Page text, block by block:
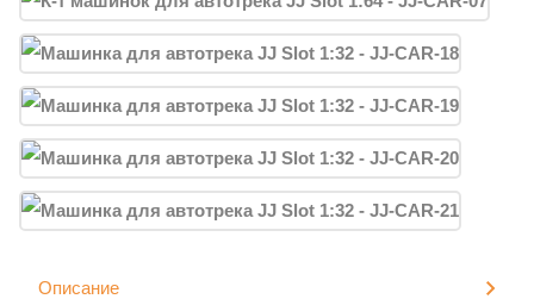
Описание